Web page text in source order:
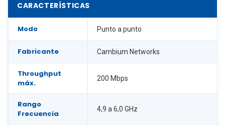
CARACTERÍSTICAS
Modo Punto a punto
Fabricante Cambium Networks
Throughput
máx.
200 Mbps
Rango
Frecuencia
4,9 a 6,0 GHz